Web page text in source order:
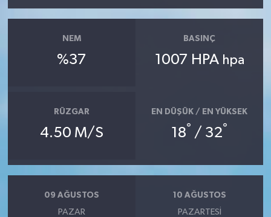
NEM
%37
BASINÇ
1007 HPA hpa
RÜZGAR
4.50 M/S
EN DÜŞÜK / EN YÜKSEK
18° / 32°
09 AĞUSTOS
PAZAR
10 AĞUSTOS
PAZARTESI